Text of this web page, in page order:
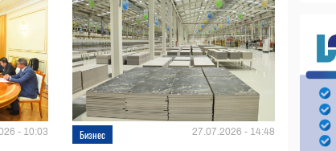
- 10:03 Бизнес 27.07.2026 - 14:48